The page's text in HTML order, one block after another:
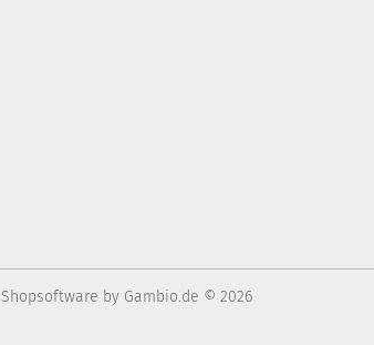
Shopsoftware by Gambio.de © 2026